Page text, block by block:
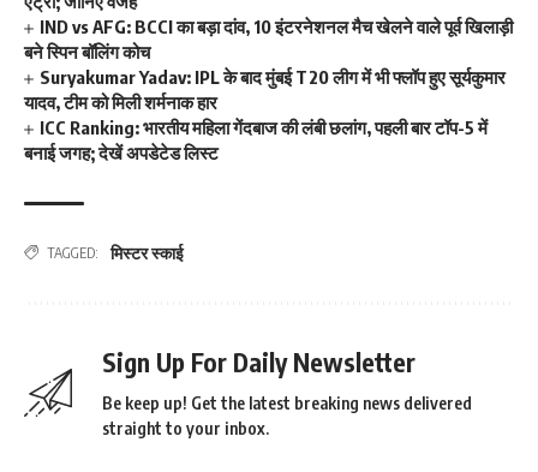
IND vs AFG: BCCI का बड़ा दांव, 10 इंटरनेशनल मैच खेलने वाले पूर्व खिलाड़ी
बने स्पिन बॉलिंग कोच
Suryakumar Yadav: IPL के बाद मुंबई T20 लीग में भी फ्लॉप हुए सूर्यकुमार
यादव, टीम को मिली शर्मनाक हार
ICC Ranking: भारतीय महिला गेंदबाज की लंबी छलांग, पहली बार टॉप-5 में
बनाई जगह; देखें अपडेटेड लिस्ट
TAGGED: मिस्टर स्काई
Sign Up For Daily Newsletter
Be keep up! Get the latest breaking news delivered
straight to your inbox.